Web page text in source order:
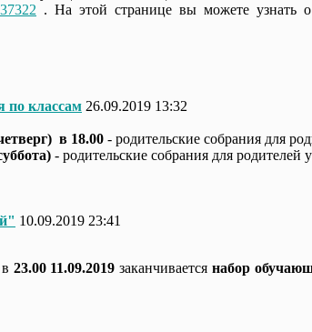
. На этой странице вы можете узнать
по классам 26.09.2019 13:32
в 18.00 - родительские собрания для
- родительские собрания для родителей
10.09.2019 23:41
23.00 11.09.2019 заканчиваетсянабор